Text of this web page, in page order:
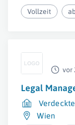
Vollzeit
vor
Legal
Wien